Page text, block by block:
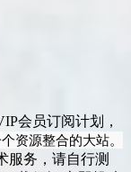
会员订阅计划，
资源整合的大站。
服务，请自行测